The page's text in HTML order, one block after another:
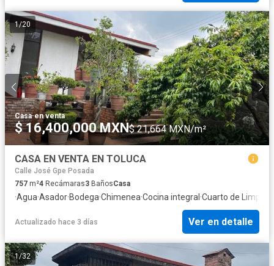
1/20
Casa·en venta
$ 16,400,000 MXN$ 21,664 MXN/m²
CASA EN VENTA EN TOLUCA
Calle José Gpe Posada
757 m²4 Recámaras3 BañosCasa
·Agua·Asador·Bodega·Chimenea·Cocina integral ·Cuarto de
Actualizado hace 3 días Ver en detalle
1/32